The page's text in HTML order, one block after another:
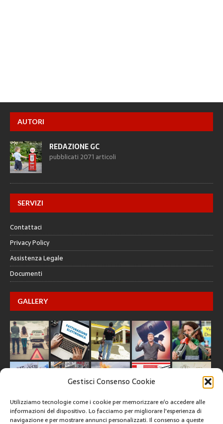
Gestisci Consenso Cookie
Utilizziamo tecnologie come i cookie per memorizzare e/o accedere alle
informazioni del dispositivo. Lo facciamo per migliorare l'esperienza di
navigazione e per mostrare annunci personalizzati. Il consenso a queste
AUTORI
REDAZIONE GC
pubblicati 2071 articoli
SERVIZI
Contattaci
Privacy Policy
Assistenza Legale
Documenti
GALLERY